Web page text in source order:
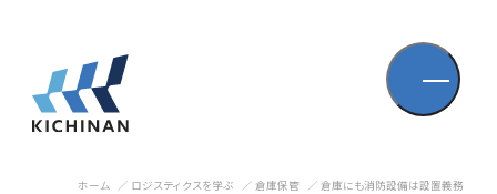
ホーム ロジスティクスを学ぶ 倉庫保管 倉庫にも消防設備は設置義務があ